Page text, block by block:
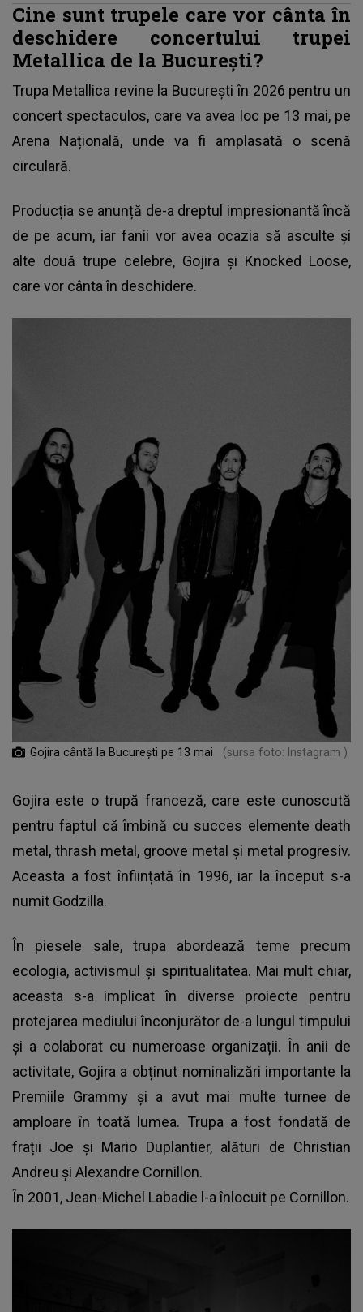
Cine sunt trupele care vor cânta în
deschidere concertului trupei
Metallica de la București?
Trupa Metallica revine la București în 2026 pentru un
concert spectaculos, care va avea loc pe 13 mai, pe
Arena Națională, unde va fi amplasată o scenă
circulară.
Producția se anunță de-a dreptul impresionantă încă
de pe acum, iar fanii vor avea ocazia să asculte și
alte două trupe celebre, Gojira și Knocked Loose,
care vor cânta în deschidere.
Gojira cântă la București pe 13 mai (sursa foto: Instagram )
Gojira este o trupă franceză, care este cunoscută
pentru faptul că îmbină cu succes elemente death
metal, thrash metal, groove metal și metal progresiv.
Aceasta a fost înființată în 1996, iar la început s-a
numit Godzilla.
În piesele sale, trupa abordează teme precum
ecologia, activismul și spiritualitatea. Mai mult chiar,
aceasta s-a implicat în diverse proiecte pentru
protejarea mediului înconjurător de-a lungul timpului
și a colaborat cu numeroase organizații. În anii de
activitate, Gojira a obținut nominalizări importante la
Premiile Grammy și a avut mai multe turnee de
amploare în toată lumea. Trupa a fost fondată de
frații Joe și Mario Duplantier, alături de Christian
Andreu și Alexandre Cornillon.
În 2001, Jean-Michel Labadie l-a înlocuit pe Cornillon.